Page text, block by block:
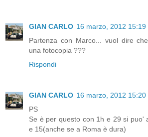
GIAN CARLO 16 marzo, 2012 15:19
Partenza con Marco... vuol dire
una fotocopia ???
Rispondi
GIAN CARLO 16 marzo, 2012 15:20
PS
Se è per questo con 1h e 29 si puo'
e 15(anche se a Roma è dura)